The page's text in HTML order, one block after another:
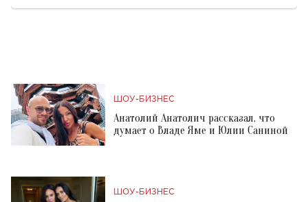
ШОУ-БИЗНЕС
Анатолий Анатолич рассказал, что
думает о Владе Яме и Юлии Саниной
ШОУ-БИЗНЕС